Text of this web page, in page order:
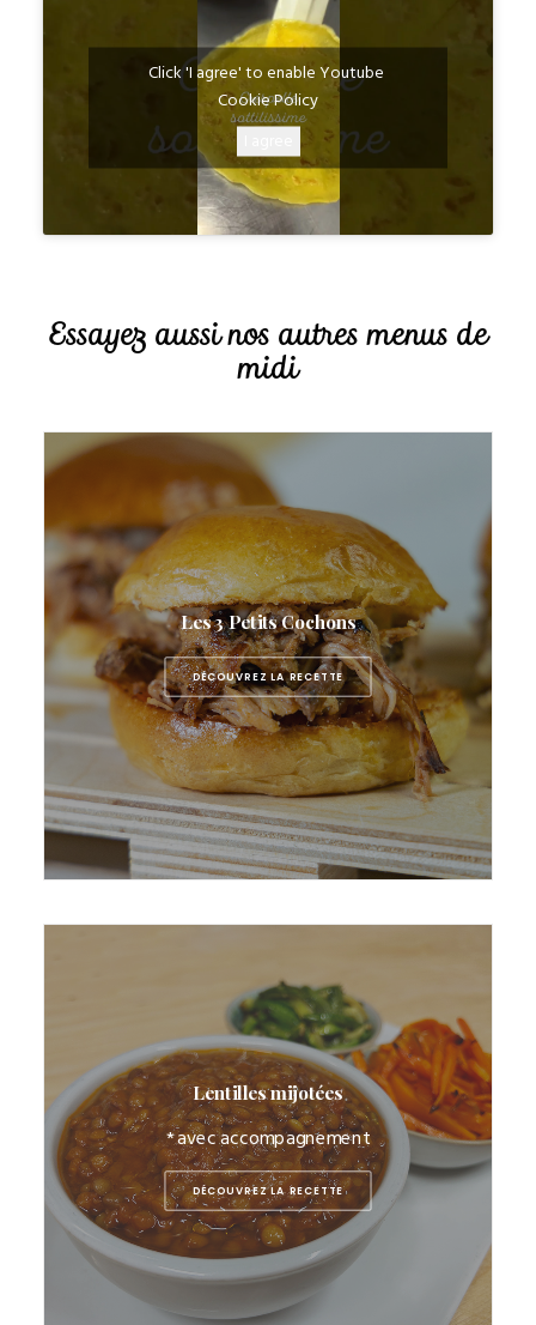
Click 'I agree' to enable Youtube
Cookie Policy
Essayez aussi nos autres menus de
midi
Les 3 Petits Cochons
DÉCOUVREZ LA RECETTE
Lentilles mijotées
* avec accompagnement
DÉCOUVREZ LA RECETTE